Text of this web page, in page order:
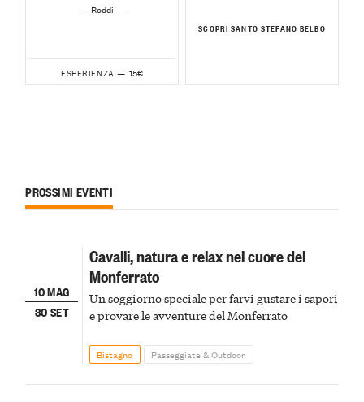
— Roddi —
ESPERIENZA — 15€
SCOPRI SANTO STEFANO BELBO
PROSSIMI EVENTI
10 MAG
30 SET
Cavalli, natura e relax nel cuore del
Monferrato
Un soggiorno speciale per farvi gustare i sapori
e provare le avventure del Monferrato
Bistagno Passeggiate & Outdoor